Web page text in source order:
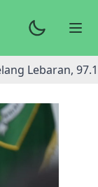
Lebaran,